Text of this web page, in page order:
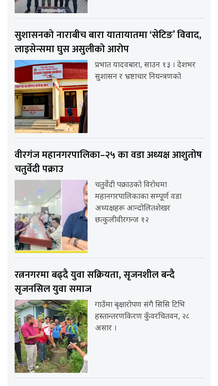
सुशासनको नाराबीच बारा यातायातमा ‘सेटिङ’ विवाद,
लाइसेन्समा घुस असुलीको आरोप
प्रभात यादवबारा, साउन १३ । देशभर
सुशासन र भ्रष्टाचार नियन्त्रणको
वीरगंज महानगरपालिका–२५ का वडा अध्यक्ष आशुतोष
चतुर्वेदी पक्राउ
चतुर्वेदी पक्राउको विरोधमा
महानगरपालिकाका सम्पूर्ण वडा
अध्यक्षहरू आन्दोलितशेखर
छत्कुलीवीरगन्ज १२
रत्ननगरमा बढ्दै युवा सक्रियता, सृजनशील बन्दै
सृजनसिल युवा समाज
गाउँमा बृक्षारोपण संगै सिसि टिभि
हस्तान्तरणकिरण कुँवरचितवन, २८
असार ।